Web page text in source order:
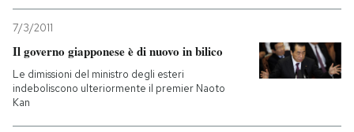
7/3/2011
Il governo giapponese è di nuovo in bilico
Le dimissioni del ministro degli esteri
indeboliscono ulteriormente il premier Naoto
Kan